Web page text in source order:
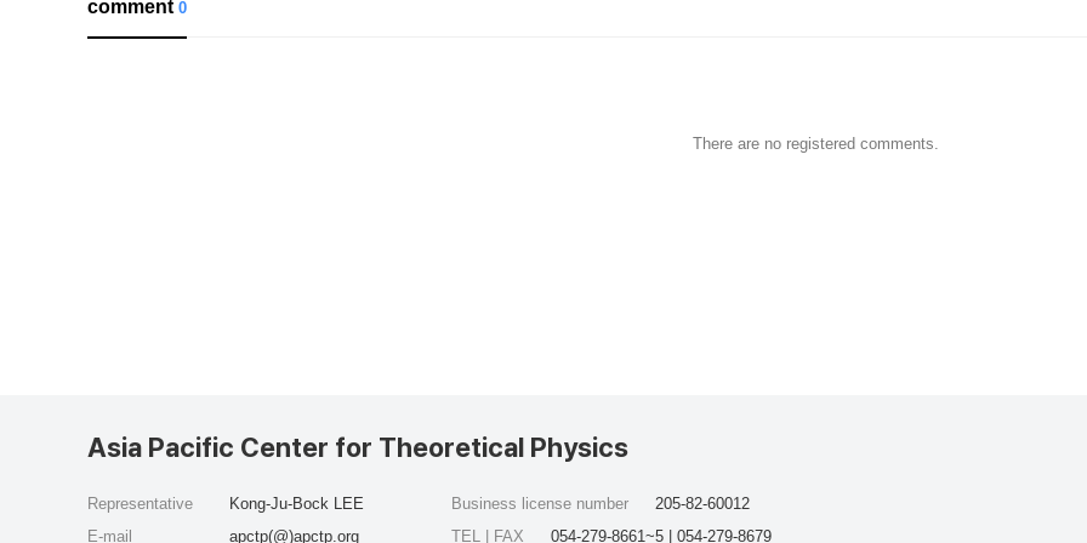
comment0
There are no registered comments.
Asia Pacific Center for Theoretical Physics
Representative
Kong-Ju-Bock LEE
E-mail
apctp(@)apctp.org
Business license number
205-82-60012
TEL | FAX
054-279-8661~5 | 054-279-8679